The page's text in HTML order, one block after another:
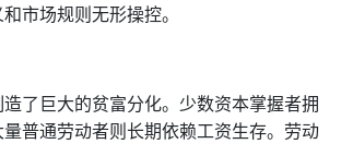
市场规则无形操控。
了巨大的贫富分化。少数资本掌握者拥
普通劳动者则长期依赖工资生存。劳动